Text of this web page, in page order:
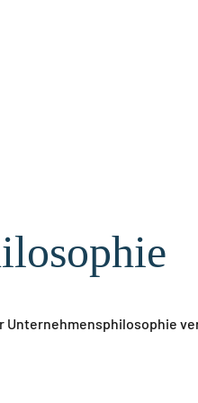
Unternehmensphilosophie